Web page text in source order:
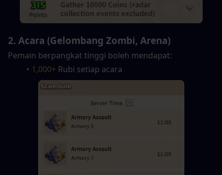
2. Acara (Gelombang Zombi, Arena)
Pemain berpangkat tinggi boleh mendapat:
1,000+ Rubi setiap acara